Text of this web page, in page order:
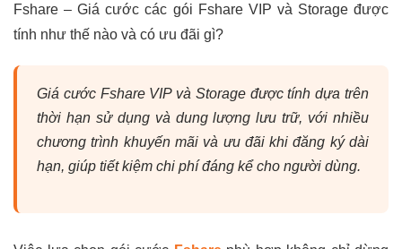
Fshare – Giá cước các gói Fshare VIP và Storage được
tính như thế nào và có ưu đãi gì?
Giá cước Fshare VIP và Storage được tính dựa trên
thời hạn sử dụng và dung lượng lưu trữ, với nhiều
chương trình khuyến mãi và ưu đãi khi đăng ký dài
hạn, giúp tiết kiệm chi phí đáng kể cho người dùng.